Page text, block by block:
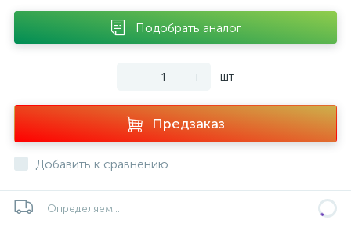
Подобрать аналог
- + шт
Предзаказ
Добавить к сравнению
Определяем...